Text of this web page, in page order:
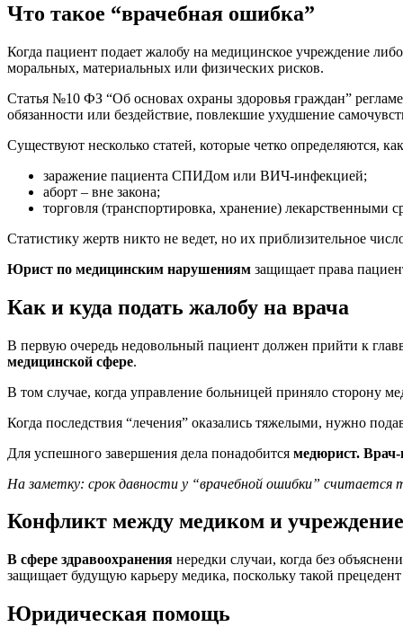
Что такое “врачебная ошибка”
Когда пациент подает жалобу на медицинское учреждение
моральных, материальных или физических рисков.
Статья №10 ФЗ “Об основах охраны здоровья граждан”
обязанности или бездействие, повлекшие ухудшение
Существуют несколько статей, которые четко определяются,
заражение пациента СПИДом или ВИЧ-инфекцией;
аборт – вне закона;
торговля (транспортировка, хранение) лекарственными
Статистику жертв никто не ведет, но их приблизительное
Юрист по медицинским нарушениям защищает права
Как и куда подать жалобу на врача
В первую очередь недовольный пациент должен прийти к
медицинской сфере.
В том случае, когда управление больницей приняло сторону
Когда последствия “лечения” оказались тяжелыми, нужно
Для успешного завершения дела понадобится медюрист.
На заметку: срок давности у “врачебной ошибки”
Конфликт между медиком и
В сфере здравоохранения нередки случаи, когда без
защищает будущую карьеру медика, поскольку такой
Юридическая помощь